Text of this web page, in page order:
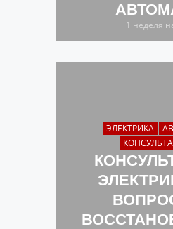
1 неделя
ЭЛЕКТРИКА